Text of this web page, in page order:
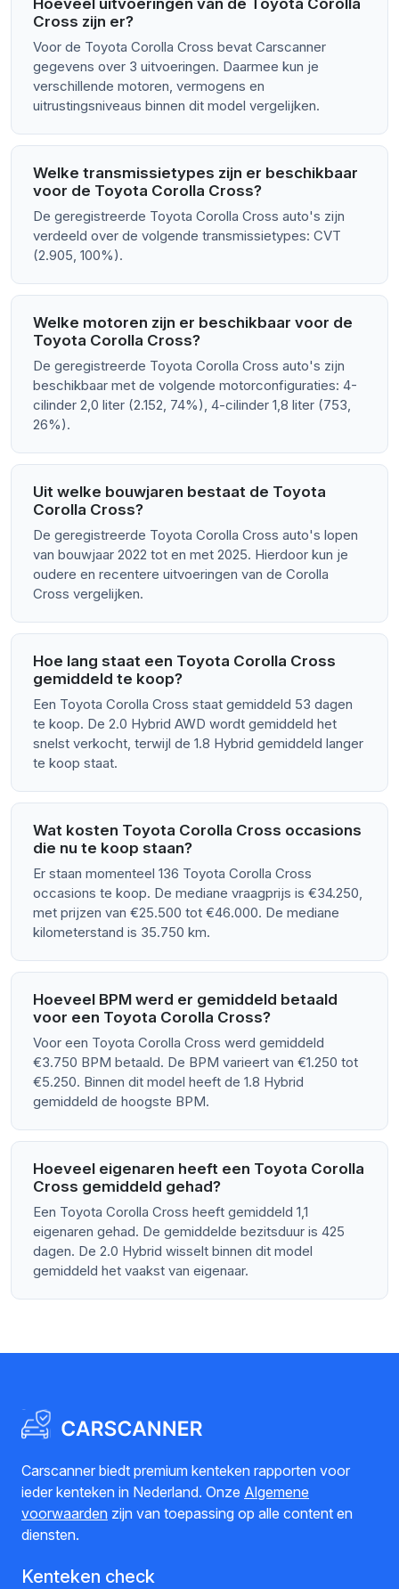
Hoeveel uitvoeringen van de Toyota Corolla
Cross zijn er?
Voor de Toyota Corolla Cross bevat Carscanner
gegevens over 3 uitvoeringen. Daarmee kun je
verschillende motoren, vermogens en
uitrustingsniveaus binnen dit model vergelijken.
Welke transmissietypes zijn er beschikbaar
voor de Toyota Corolla Cross?
De geregistreerde Toyota Corolla Cross auto's zijn
verdeeld over de volgende transmissietypes: CVT
(2.905, 100%).
Welke motoren zijn er beschikbaar voor de
Toyota Corolla Cross?
De geregistreerde Toyota Corolla Cross auto's zijn
beschikbaar met de volgende motorconfiguraties: 4-
cilinder 2,0 liter (2.152, 74%), 4-cilinder 1,8 liter (753,
26%).
Uit welke bouwjaren bestaat de Toyota
Corolla Cross?
De geregistreerde Toyota Corolla Cross auto's lopen
van bouwjaar 2022 tot en met 2025. Hierdoor kun je
oudere en recentere uitvoeringen van de Corolla
Cross vergelijken.
Hoe lang staat een Toyota Corolla Cross
gemiddeld te koop?
Een Toyota Corolla Cross staat gemiddeld 53 dagen
te koop. De 2.0 Hybrid AWD wordt gemiddeld het
snelst verkocht, terwijl de 1.8 Hybrid gemiddeld langer
te koop staat.
Wat kosten Toyota Corolla Cross occasions
die nu te koop staan?
Er staan momenteel 136 Toyota Corolla Cross
occasions te koop. De mediane vraagprijs is €34.250,
met prijzen van €25.500 tot €46.000. De mediane
kilometerstand is 35.750 km.
Hoeveel BPM werd er gemiddeld betaald
voor een Toyota Corolla Cross?
Voor een Toyota Corolla Cross werd gemiddeld
€3.750 BPM betaald. De BPM varieert van €1.250 tot
€5.250. Binnen dit model heeft de 1.8 Hybrid
gemiddeld de hoogste BPM.
Hoeveel eigenaren heeft een Toyota Corolla
Cross gemiddeld gehad?
Een Toyota Corolla Cross heeft gemiddeld 1,1
eigenaren gehad. De gemiddelde bezitsduur is 425
dagen. De 2.0 Hybrid wisselt binnen dit model
gemiddeld het vaakst van eigenaar.
Carscanner biedt premium kenteken rapporten voor
ieder kenteken in Nederland. Onze Algemene
voorwaarden zijn van toepassing op alle content en
diensten.
Kenteken check